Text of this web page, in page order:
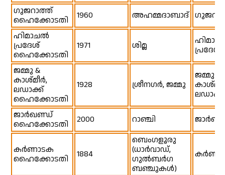
ഗുജറാത്ത്
ഹൈക്കോടതി
1960 അഹമ്മദാബാദ്
ഹിമാചൽ
പ്രദേശ്
ഹൈക്കോടതി
1971 ശിമ്ല
പ്രദേശ്
ജമ്മു &
കാശ്മീർ,
ലഡാക്ക്
ഹൈക്കോടതി
1928 ശ്രീനഗർ, ജമ്മു
ജമ്മു &
ലഡാക്ക്
ജാർഖണ്ഡ്
ഹൈക്കോടതി
2000 റാഞ്ചി
കർണാടക
ഹൈക്കോടതി
1884
ബെംഗളൂരു
(ധാർവാഡ്,
ഗുൽബർഗ
ബഞ്ചുകൾ)